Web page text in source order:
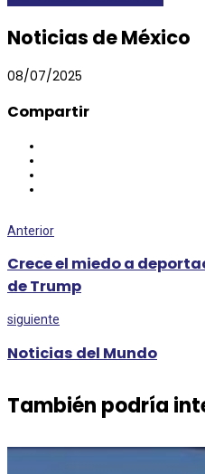
Noticias de México
08/07/2025
Compartir
Anterior
Crece el miedo a
de Trump
siguiente
Noticias del Mundo
También podría